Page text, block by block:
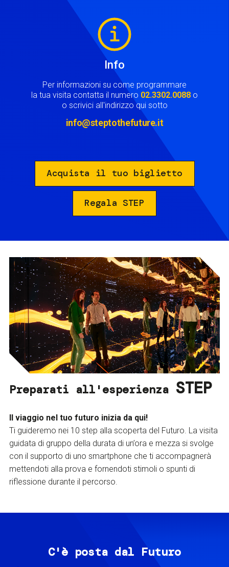
Info
Per informazioni su come programmare
la tua visita contatta il numero 02.3302.0088 o
o scrivici all'indirizzo qui sotto
info@steptothefuture.it
Acquista il tuo biglietto
Regala STEP
Preparati all'esperienza STEP
Il viaggio nel tuo futuro inizia da qui!
Ti guideremo nei 10 step alla scoperta del Futuro. La visita
guidata di gruppo della durata di un’ora e mezza si svolge
con il supporto di uno smartphone che ti accompagnerà
mettendoti alla prova e fornendoti stimoli o spunti di
riflessione durante il percorso.
C'è posta dal Futuro